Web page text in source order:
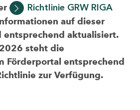
Richtlinie GRW RIGA
auf dieser
entsprechend aktualisiert.
steht die
Förderportal entsprechend
zur Verfügung.